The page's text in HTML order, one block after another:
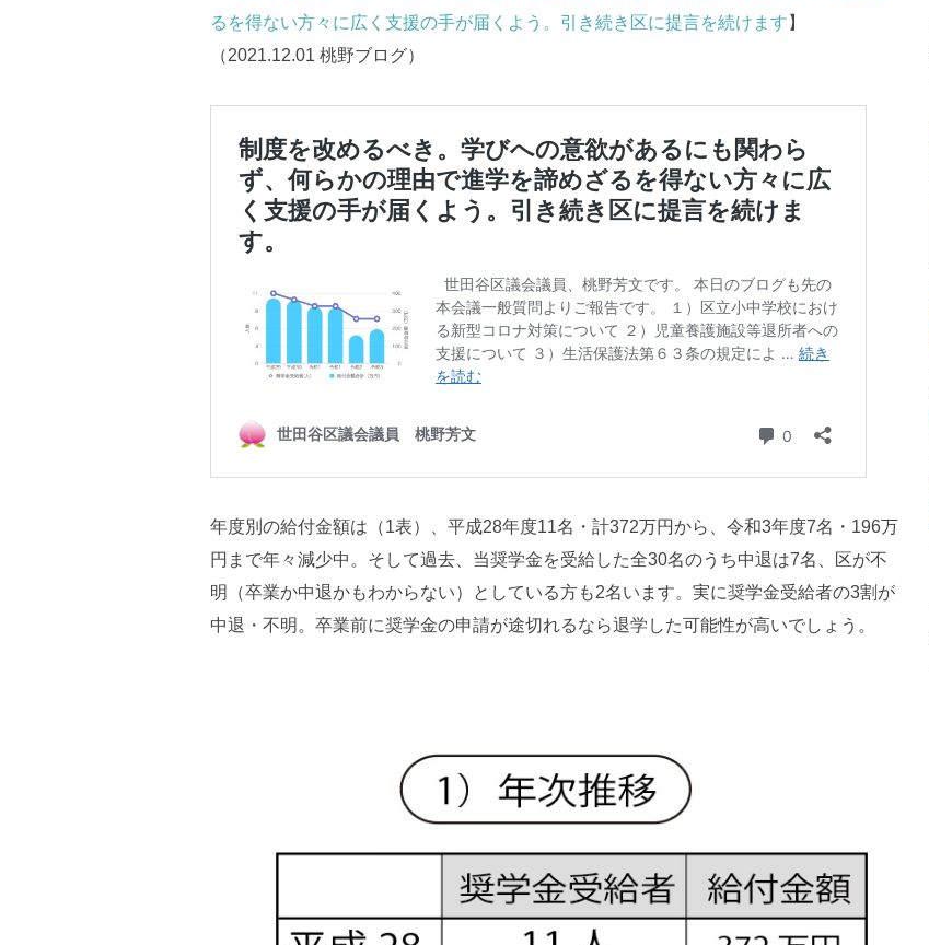
るを得ない方々に広く支援の手が届くよう。引き続き区に提言を続けます 】
（2021.12.01 桃野ブログ）
年度別の給付金額は（1表）、平成28年度11名・計372万円から、令和3年度7名・196万
円まで年々減少中。そして過去、当奨学金を受給した全30名のうち中退は7名、区が不
明（卒業か中退かもわからない）としている方も2名います。実に奨学金受給者の3割が
中退・不明。卒業前に奨学金の申請が途切れるなら退学した可能性が高いでしょう。